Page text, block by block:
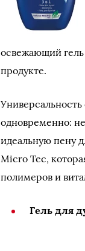
освежающий
продукте.
одновременно:
идеальную пену
Micro Tec,
полимеров и
Гель для